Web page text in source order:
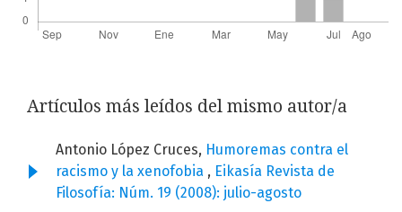
Artículos más leídos del mismo autor/a
Antonio López Cruces, Humoremas contra el
racismo y la xenofobia , Eikasía Revista de
Filosofía: Núm. 19 (2008): julio-agosto